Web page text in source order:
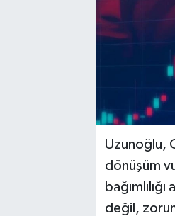
Uzunoğlu,
dönüşüm
değil,